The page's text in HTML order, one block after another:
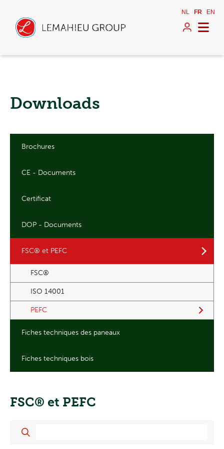
NL FR EN
Downloads
Brochures
CE - Documents
Certificat
DOP - Documents
FSC® et PEFC
FSC®
ISO 14001
PEFC
Fiches techniques des paneaux
Fiches techniques bois
FSC® et PEFC